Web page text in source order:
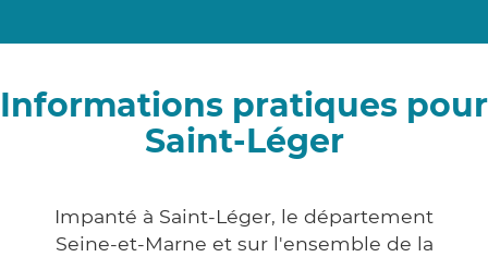
Informations pratiques pour
Saint-Léger
Impanté à Saint-Léger, le département
Seine-et-Marne et sur l'ensemble de la